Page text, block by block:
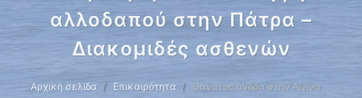
αλλοδαπού στην Πάτρα –
Διακομιδές ασθενών
Αρχική σελίδα Επικαιρότητα Θάνατος άνδρα στην Αίγινα …